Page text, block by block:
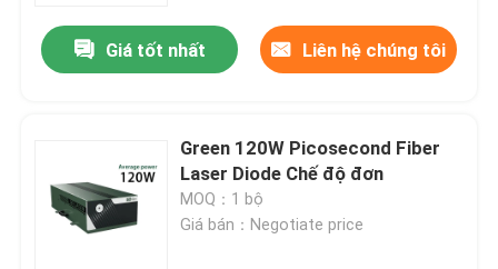
Video
Giá tốt nhất Liên hệ chúng tôi
Green 120W Picosecond Fiber
Laser Diode Chế độ đơn
MOQ：1 bộ
Giá bán：Negotiate price